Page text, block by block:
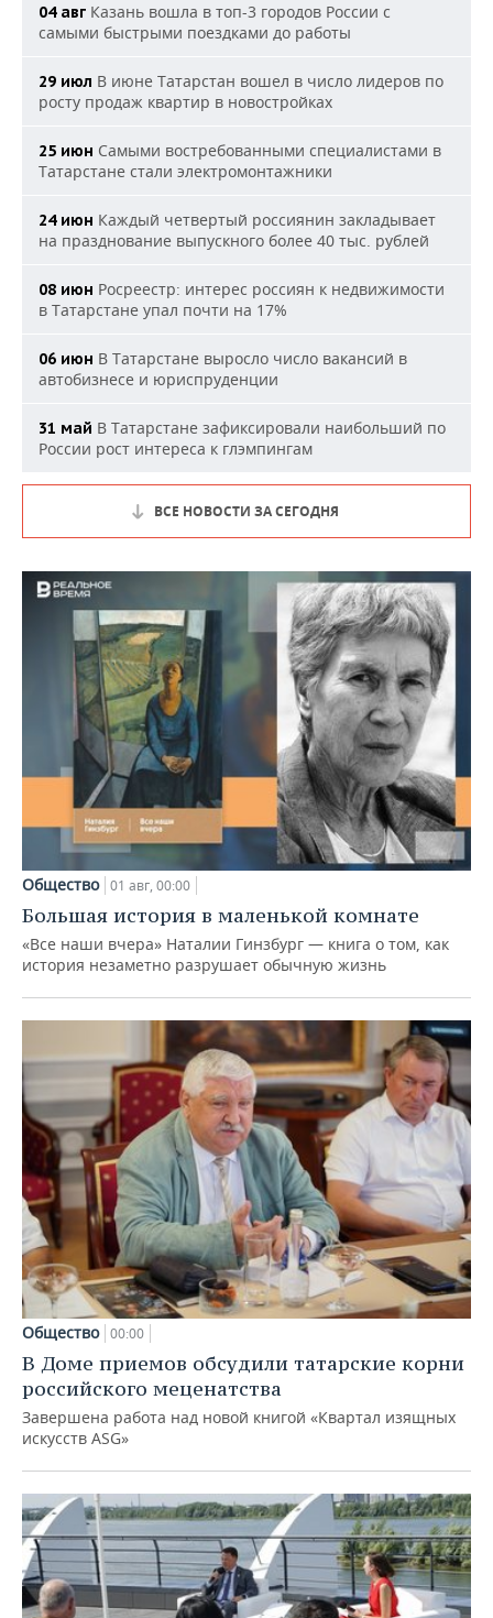
04 авг Казань вошла в топ-3 городов России с
самыми быстрыми поездками до работы
29 июл В июне Татарстан вошел в число лидеров по
росту продаж квартир в новостройках
25 июн Самыми востребованными специалистами в
Татарстане стали электромонтажники
24 июн Каждый четвертый россиянин закладывает
на празднование выпускного более 40 тыс. рублей
08 июн Росреестр: интерес россиян к недвижимости
в Татарстане упал почти на 17%
06 июн В Татарстане выросло число вакансий в
автобизнесе и юриспруденции
31 май В Татарстане зафиксировали наибольший по
России рост интереса к глэмпингам
ВСЕ НОВОСТИ ЗА СЕГОДНЯ
Общество 01 авг, 00:00
Большая история в маленькой комнате
«Все наши вчера» Наталии Гинзбург — книга о том, как
история незаметно разрушает обычную жизнь
Общество 00:00
В Доме приемов обсудили татарские корни
российского меценатства
Завершена работа над новой книгой «Квартал изящных
искусств ASG»